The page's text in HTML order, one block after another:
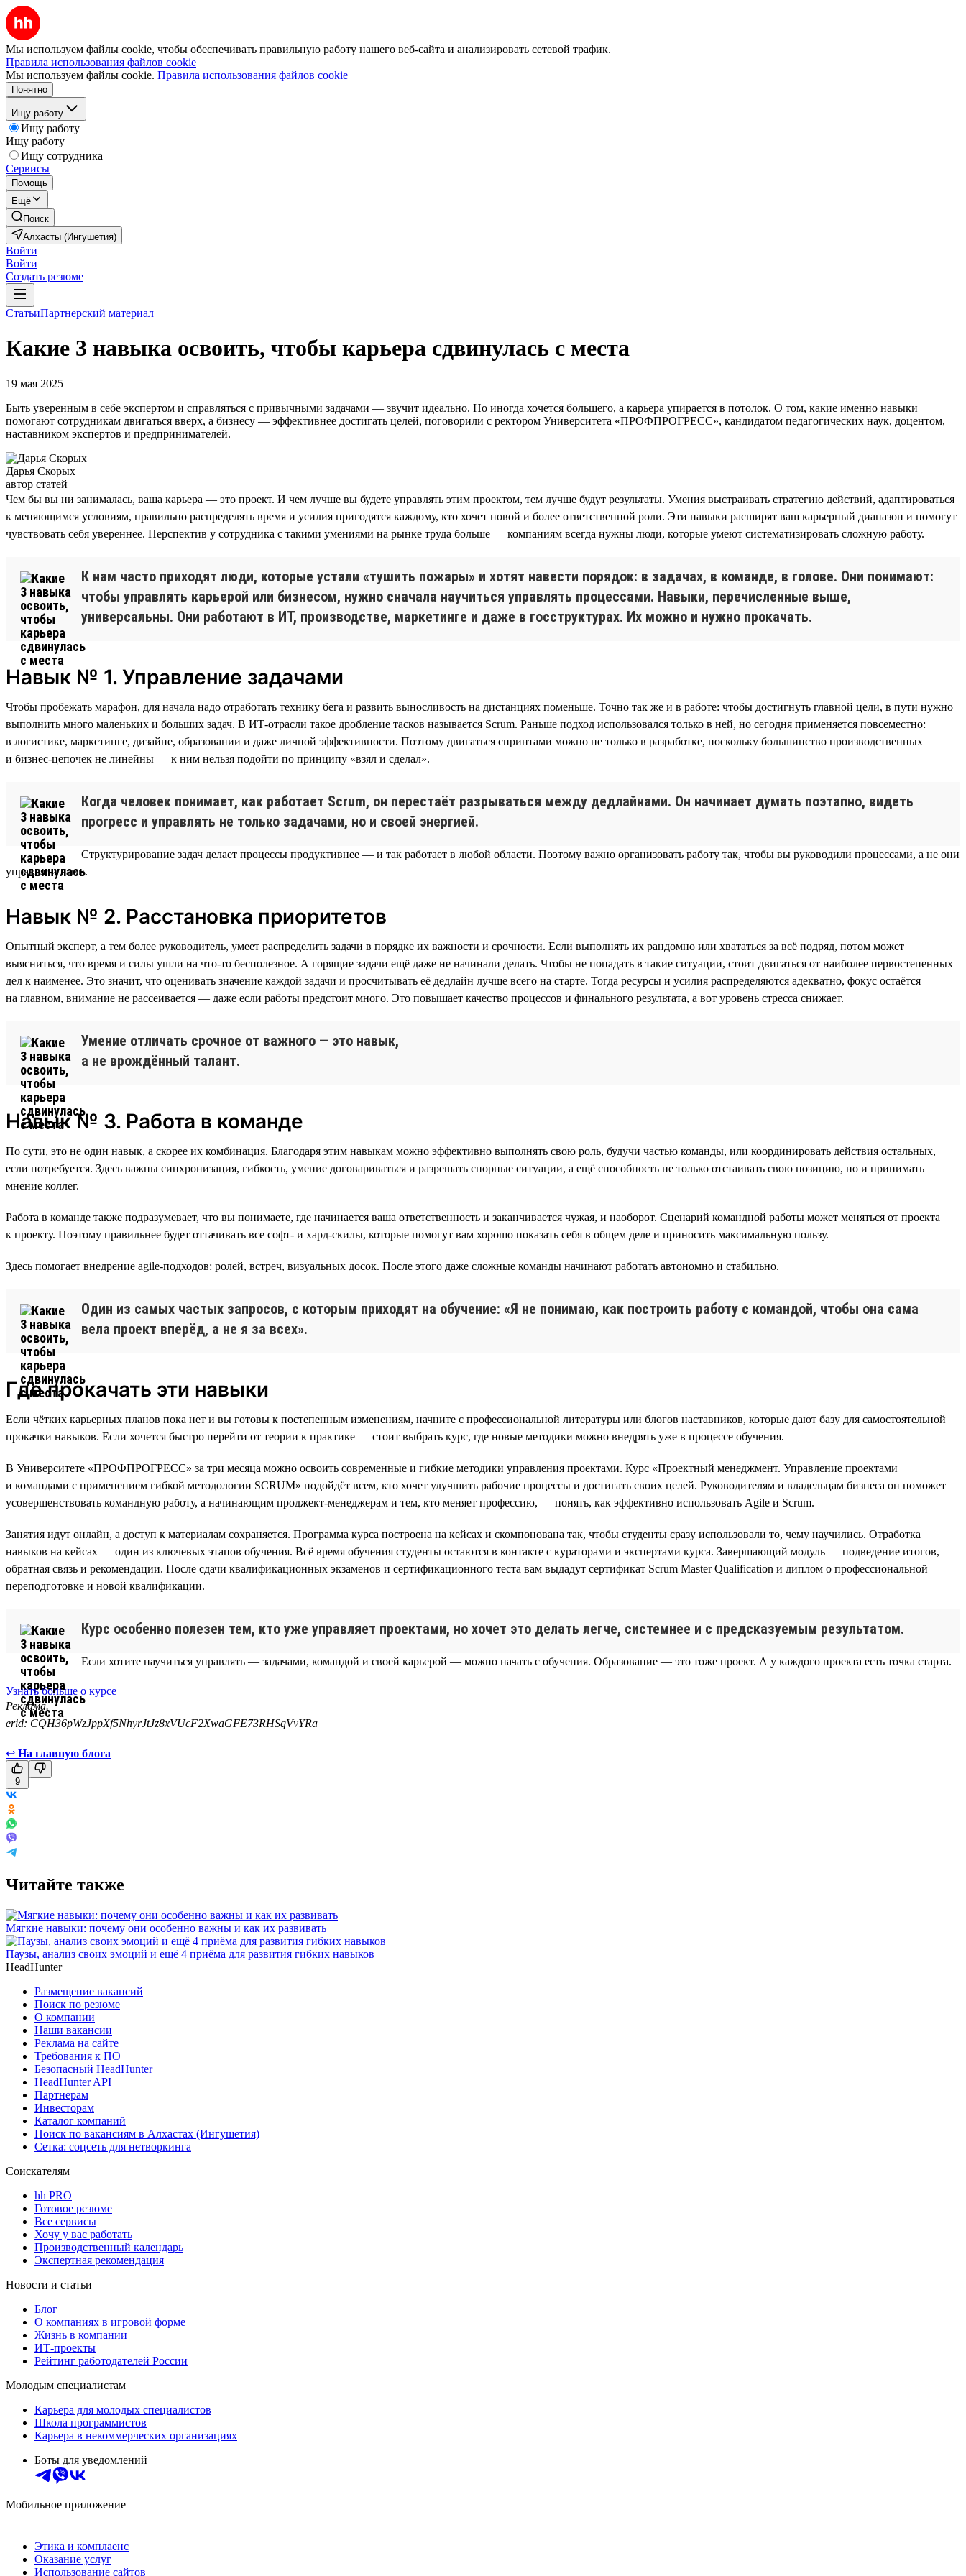
Мы используем файлы cookie, чтобы обеспечивать правильную работу нашего веб-сайта и анализировать сетевой трафик.
Правила использования файлов cookie
Мы используем файлы cookie. Правила использования файлов cookie
Понятно
Ищу работу
Ищу работу
Ищу работу
Ищу сотрудника
Сервисы
Помощь
Ещё
Поиск
Алхасты (Ингушетия)
Войти
Войти
Создать резюме
СтатьиПартнерский материал
Какие 3 навыка освоить, чтобы карьера сдвинулась с места
19 мая 2025
Быть уверенным в себе экспертом и справляться с привычными задачами — звучит идеально. Но иногда хочется большего, а карьера упирается в потолок. О том, какие именно навыки
помогают сотрудникам двигаться вверх, а бизнесу — эффективнее достигать целей, поговорили с ректором Университета «ПРОФПРОГРЕСС», кандидатом педагогических наук, доцентом,
наставником экспертов и предпринимателей.
Дарья Скорых
автор статей
Чем бы вы ни занималась, ваша карьера — это проект. И чем лучше вы будете управлять этим проектом, тем лучше будут результаты. Умения выстраивать стратегию действий, адаптироваться
к меняющимся условиям, правильно распределять время и усилия пригодятся каждому, кто хочет новой и более ответственной роли. Эти навыки расширят ваш карьерный диапазон и помогут
чувствовать себя увереннее. Перспектив у сотрудника с такими умениями на рынке труда больше — компаниям всегда нужны люди, которые умеют систематизировать сложную работу.
К нам часто приходят люди, которые устали «тушить пожары» и хотят навести порядок: в задачах, в команде, в голове. Они понимают:
чтобы управлять карьерой или бизнесом, нужно сначала научиться управлять процессами. Навыки, перечисленные выше,
универсальны. Они работают в ИТ, производстве, маркетинге и даже в госструктурах. Их можно и нужно прокачать.
Навык № 1. Управление задачами
Чтобы пробежать марафон, для начала надо отработать технику бега и развить выносливость на дистанциях поменьше. Точно так же и в работе: чтобы достигнуть главной цели, в пути нужно
выполнить много маленьких и больших задач. В ИТ-отрасли такое дробление тасков называется Scrum. Раньше подход использовался только в ней, но сегодня применяется повсеместно:
в логистике, маркетинге, дизайне, образовании и даже личной эффективности. Поэтому двигаться спринтами можно не только в разработке, поскольку большинство производственных
и бизнес-цепочек не линейны — к ним нельзя подойти по принципу «взял и сделал».
Когда человек понимает, как работает Scrum, он перестаёт разрываться между дедлайнами. Он начинает думать поэтапно, видеть
прогресс и управлять не только задачами, но и своей энергией.
Структурирование задач делает процессы продуктивнее — и так работает в любой области. Поэтому важно организовать работу так, чтобы вы руководили процессами, а не они
управляли вами.
Навык № 2. Расстановка приоритетов
Опытный эксперт, а тем более руководитель, умеет распределить задачи в порядке их важности и срочности. Если выполнять их рандомно или хвататься за всё подряд, потом может
выясниться, что время и силы ушли на что-то бесполезное. А горящие задачи ещё даже не начинали делать. Чтобы не попадать в такие ситуации, стоит двигаться от наиболее первостепенных
дел к наименее. Это значит, что оценивать значение каждой задачи и просчитывать её дедлайн лучше всего на старте. Тогда ресурсы и усилия распределяются адекватно, фокус остаётся
на главном, внимание не рассеивается — даже если работы предстоит много. Это повышает качество процессов и финального результата, а вот уровень стресса снижает.
Умение отличать срочное от важного — это навык,
а не врождённый талант.
Навык № 3. Работа в команде
По сути, это не один навык, а скорее их комбинация. Благодаря этим навыкам можно эффективно выполнять свою роль, будучи частью команды, или координировать действия остальных,
если потребуется. Здесь важны синхронизация, гибкость, умение договариваться и разрешать спорные ситуации, а ещё способность не только отстаивать свою позицию, но и принимать
мнение коллег.
Работа в команде также подразумевает, что вы понимаете, где начинается ваша ответственность и заканчивается чужая, и наоборот. Сценарий командной работы может меняться от проекта
к проекту. Поэтому правильнее будет оттачивать все софт- и хард-скилы, которые помогут вам хорошо показать себя в общем деле и приносить максимальную пользу.
Здесь помогает внедрение agile-подходов: ролей, встреч, визуальных досок. После этого даже сложные команды начинают работать автономно и стабильно.
Один из самых частых запросов, с которым приходят на обучение: «Я не понимаю, как построить работу с командой, чтобы она сама
вела проект вперёд, а не я за всех».
Где прокачать эти навыки
Если чётких карьерных планов пока нет и вы готовы к постепенным изменениям, начните с профессиональной литературы или блогов наставников, которые дают базу для самостоятельной
прокачки навыков. Если хочется быстро перейти от теории к практике — стоит выбрать курс, где новые методики можно внедрять уже в процессе обучения.
В Университете «ПРОФПРОГРЕСС» за три месяца можно освоить современные и гибкие методики управления проектами. Курс «Проектный менеджмент. Управление проектами
и командами с применением гибкой методологии SCRUM» подойдёт всем, кто хочет улучшить рабочие процессы и достигать своих целей. Руководителям и владельцам бизнеса он поможет
усовершенствовать командную работу, а начинающим проджект-менеджерам и тем, кто меняет профессию, — понять, как эффективно использовать Agile и Scrum.
Занятия идут онлайн, а доступ к материалам сохраняется. Программа курса построена на кейсах и скомпонована так, чтобы студенты сразу использовали то, чему научились. Отработка
навыков на кейсах — один из ключевых этапов обучения. Всё время обучения студенты остаются в контакте с кураторами и экспертами курса. Завершающий модуль — подведение итогов,
обратная связь и рекомендации. После сдачи квалификационных экзаменов и сертификационного теста вам выдадут сертификат Scrum Master Qualification и диплом о профессиональной
переподготовке и новой квалификации.
Курс особенно полезен тем, кто уже управляет проектами, но хочет это делать легче, системнее и с предсказуемым результатом.
Если хотите научиться управлять — задачами, командой и своей карьерой — можно начать с обучения. Образование — это тоже проект. А у каждого проекта есть точка старта.
Узнать больше о курсе
Реклама.
erid: CQH36pWzJppXf5NhyrJtJz8xVUcF2XwaGFE73RHSqVvYRa
↩ На главную блога
9
Читайте также
Мягкие навыки: почему они особенно важны и как их развивать
Паузы, анализ своих эмоций и ещё 4 приёма для развития гибких навыков
HeadHunter
Размещение вакансий
Поиск по резюме
О компании
Наши вакансии
Реклама на сайте
Требования к ПО
Безопасный HeadHunter
HeadHunter API
Партнерам
Инвесторам
Каталог компаний
Поиск по вакансиям в Алхастах (Ингушетия)
Сетка: соцсеть для нетворкинга
Соискателям
hh PRO
Готовое резюме
Все сервисы
Хочу у вас работать
Производственный календарь
Экспертная рекомендация
Новости и статьи
Блог
О компаниях в игровой форме
Жизнь в компании
ИТ-проекты
Рейтинг работодателей России
Молодым специалистам
Карьера для молодых специалистов
Школа программистов
Карьера в некоммерческих организациях
Боты для уведомлений
Мобильное приложение
Этика и комплаенс
Оказание услуг
Использование сайтов